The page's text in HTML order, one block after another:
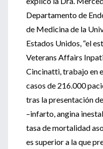
Departamento de
de Medicina de la
Estados Unidos, “el
Veterans Affairs
Cincinatti, trabajo en
casos de 216.000
tras la presentación
–infarto, angina
tasa de mortalidad
es superior a la que